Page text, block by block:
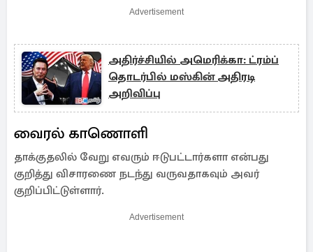
Advertisement
அதிர்ச்சியில் அமெரிக்கா: ட்ரம்ப்
தொடர்பில் மஸ்கின் அதிரடி
அறிவிப்பு
வைரல் காணொளி
தாக்குதலில் வேறு எவரும் ஈடுபட்டார்களா என்பது
குறித்து விசாரணை நடந்து வருவதாகவும் அவர்
குறிப்பிட்டுள்ளார்.
Advertisement